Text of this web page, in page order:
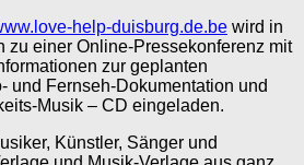
help-duisburg.de.be wird in
zu einer Online-Pressekonferenz mit
zur geplanten
und Fernseh-Dokumentation und
Musik – CD eingeladen.
Künstler, Sänger und